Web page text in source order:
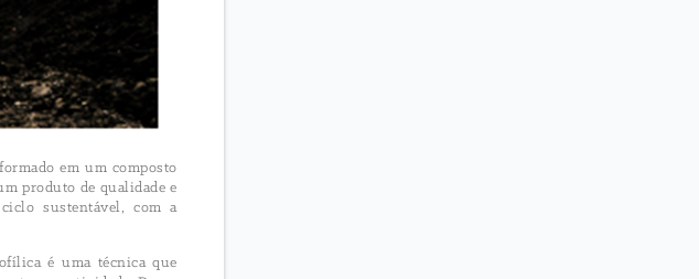
em um composto
produto de qualidade e
sustentável, com a
é uma técnica que